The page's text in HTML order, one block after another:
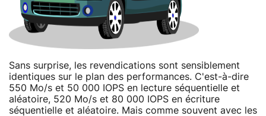
Sans surprise, les revendications sont sensiblement
identiques sur le plan des performances. C'est-à-dire
550 Mo/s et 50 000 IOPS en lecture séquentielle et
aléatoire, 520 Mo/s et 80 000 IOPS en écriture
séquentielle et aléatoire. Mais comme souvent avec les